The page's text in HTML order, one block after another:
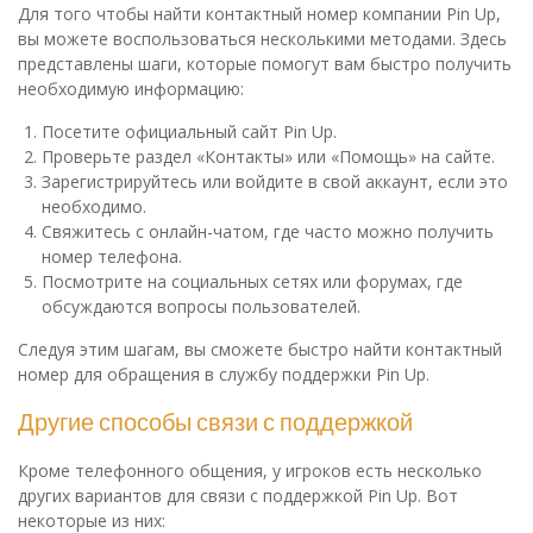
Для того чтобы найти контактный номер компании Pin Up,
вы можете воспользоваться несколькими методами. Здесь
представлены шаги, которые помогут вам быстро получить
необходимую информацию:
Посетите официальный сайт Pin Up.
Проверьте раздел «Контакты» или «Помощь» на сайте.
Зарегистрируйтесь или войдите в свой аккаунт, если это
необходимо.
Свяжитесь с онлайн-чатом, где часто можно получить
номер телефона.
Посмотрите на социальных сетях или форумах, где
обсуждаются вопросы пользователей.
Следуя этим шагам, вы сможете быстро найти контактный
номер для обращения в службу поддержки Pin Up.
Другие способы связи с поддержкой
Кроме телефонного общения, у игроков есть несколько
других вариантов для связи с поддержкой Pin Up. Вот
некоторые из них: